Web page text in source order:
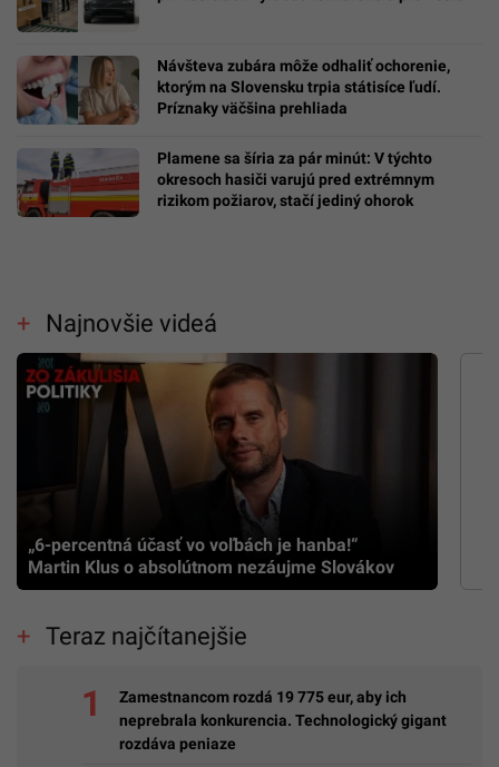
Návšteva zubára môže odhaliť ochorenie,
ktorým na Slovensku trpia státisíce ľudí.
Príznaky väčšina prehliada
Plamene sa šíria za pár minút: V týchto
okresoch hasiči varujú pred extrémnym
rizikom požiarov, stačí jediný ohorok
Najnovšie videá
„6-percentná účasť vo voľbách je hanba!“
Martin Klus o absolútnom nezáujme Slovákov
Teraz najčítanejšie
Zamestnancom rozdá 19 775 eur, aby ich
neprebrala konkurencia. Technologický gigant
rozdáva peniaze